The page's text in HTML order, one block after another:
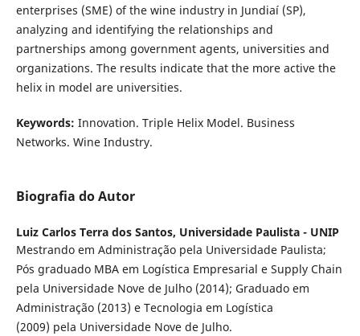
enterprises (SME) of the wine industry in Jundiaí (SP),
analyzing and identifying the relationships and
partnerships among government agents, universities and
organizations. The results indicate that the more active the
helix in model are universities.
Keywords: Innovation. Triple Helix Model. Business
Networks. Wine Industry.
Biografia do Autor
Luiz Carlos Terra dos Santos, Universidade Paulista - UNIP
Mestrando em Administração pela Universidade Paulista;
Pós graduado MBA em Logística Empresarial e Supply Chain
pela Universidade Nove de Julho (2014); Graduado em
Administração (2013) e Tecnologia em Logística
(2009) pela Universidade Nove de Julho.